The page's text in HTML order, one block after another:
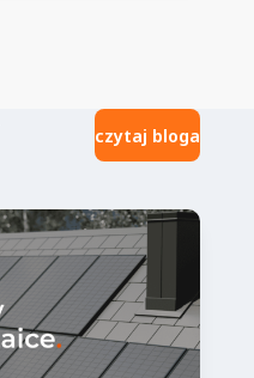
czytaj bloga